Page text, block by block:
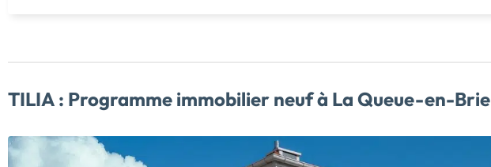
TILIA : Programme immobilier neuf à La Queue-en-Brie